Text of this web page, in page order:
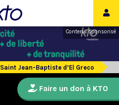
Contenu sponsorisé
Saint Jean-Baptiste d’El Greco
Faire un don à KTO